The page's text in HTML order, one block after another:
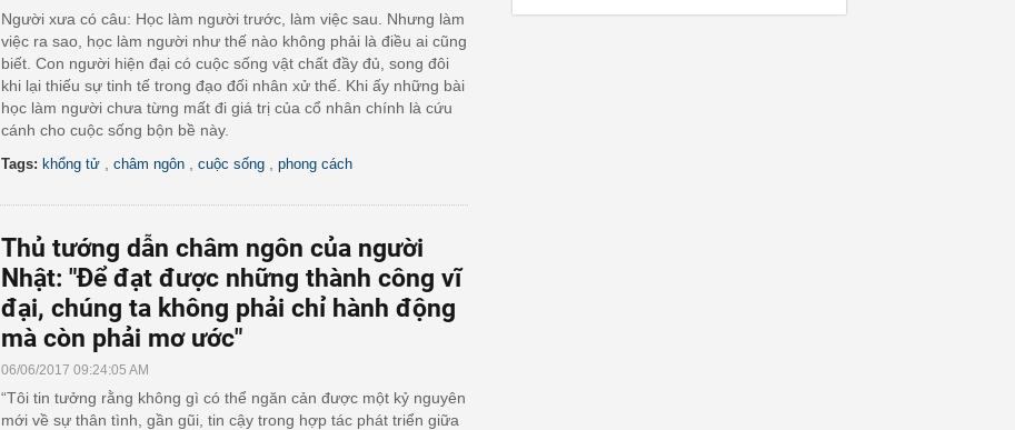
Người xưa có câu: Học làm người trước, làm việc sau. Nhưng làm
việc ra sao, học làm người như thế nào không phải là điều ai cũng
biết. Con người hiện đại có cuộc sống vật chất đầy đủ, song đôi
khi lại thiếu sự tinh tế trong đạo đối nhân xử thế. Khi ấy những bài
học làm người chưa từng mất đi giá trị của cổ nhân chính là cứu
cánh cho cuộc sống bộn bề này.
Tags: khổng tử châm ngôn cuộc sống phong cách
Thủ tướng dẫn châm ngôn của người
Nhật: "Để đạt được những thành công vĩ
đại, chúng ta không phải chỉ hành động
mà còn phải mơ ước"
06/06/2017 09:24:05 AM
“Tôi tin tưởng rằng không gì có thể ngăn cản được một kỷ nguyên
mới về sự thân tình, gần gũi, tin cậy trong hợp tác phát triển giữa